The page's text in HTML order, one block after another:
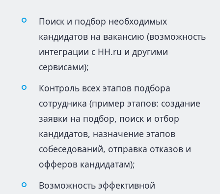
Поиск и подбор необходимых
кандидатов на вакансию (возможность
интеграции с HH.ru и другими
сервисами);
Контроль всех этапов подбора
сотрудника (пример этапов: создание
заявки на подбор, поиск и отбор
кандидатов, назначение этапов
собеседований, отправка отказов и
офферов кандидатам);
Возможность эффективной